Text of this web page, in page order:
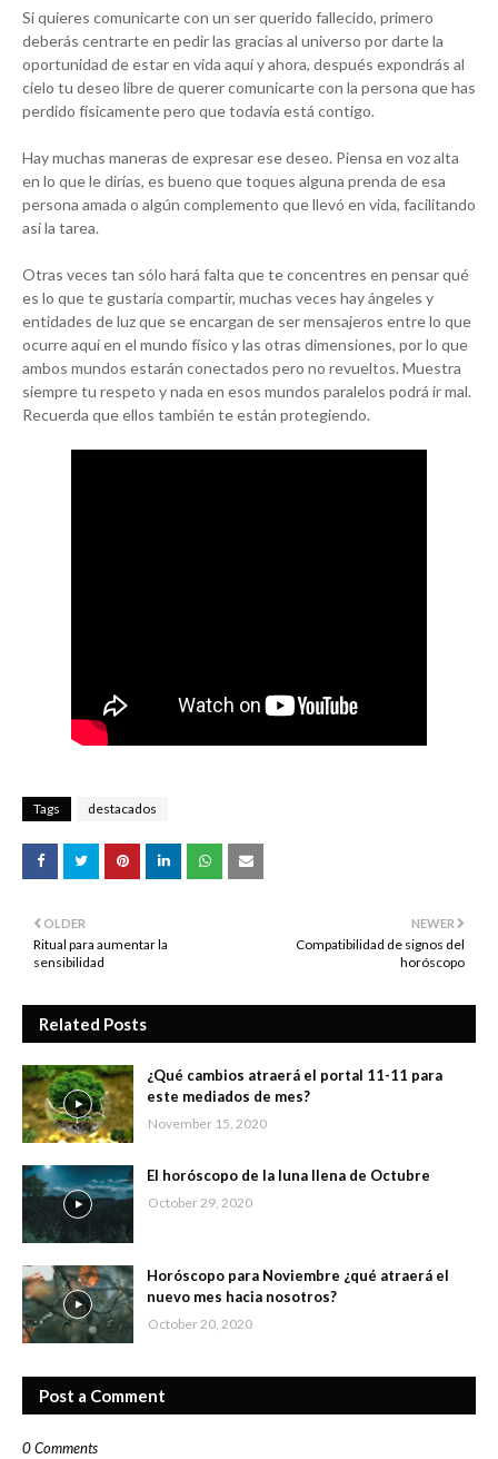
Si quieres comunicarte con un ser querido fallecido, primero
deberás centrarte en pedir las gracias al universo por darte la
oportunidad de estar en vida aquí y ahora, después expondrás al
cielo tu deseo libre de querer comunicarte con la persona que has
perdido físicamente pero que todavía está contigo.
Hay muchas maneras de expresar ese deseo. Piensa en voz alta
en lo que le dirías, es bueno que toques alguna prenda de esa
persona amada o algún complemento que llevó en vida, facilitando
así la tarea.
Otras veces tan sólo hará falta que te concentres en pensar qué
es lo que te gustaría compartir, muchas veces hay ángeles y
entidades de luz que se encargan de ser mensajeros entre lo que
ocurre aquí en el mundo físico y las otras dimensiones, por lo que
ambos mundos estarán conectados pero no revueltos. Muestra
siempre tu respeto y nada en esos mundos paralelos podrá ir mal.
Recuerda que ellos también te están protegiendo.
Tags destacados
NEWER
Compatibilidad de signos del
horóscopo
OLDER
Ritual para aumentar la
sensibilidad
Related Posts
¿Qué cambios atraerá el portal 11-11 para
este mediados de mes?
November 15, 2020
El horóscopo de la luna llena de Octubre
October 29, 2020
Horóscopo para Noviembre ¿qué atraerá el
nuevo mes hacia nosotros?
October 20, 2020
Post a Comment
0 Comments